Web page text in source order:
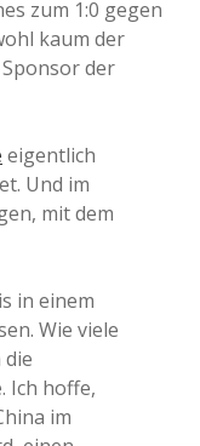
zum 1:0 gegen
kaum der
der
eigentlich
Und im
mit dem
in einem
Wie viele
Ich hoffe,
im